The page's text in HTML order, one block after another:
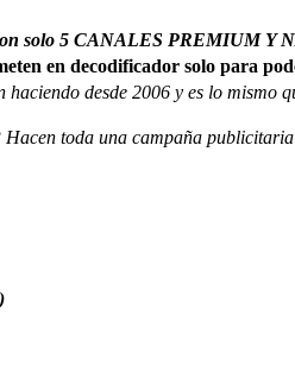
solo 5 CANALES PREMIUM Y
en decodificador solo para
haciendo desde 2006 y es lo mismo
Hacen toda una campaña